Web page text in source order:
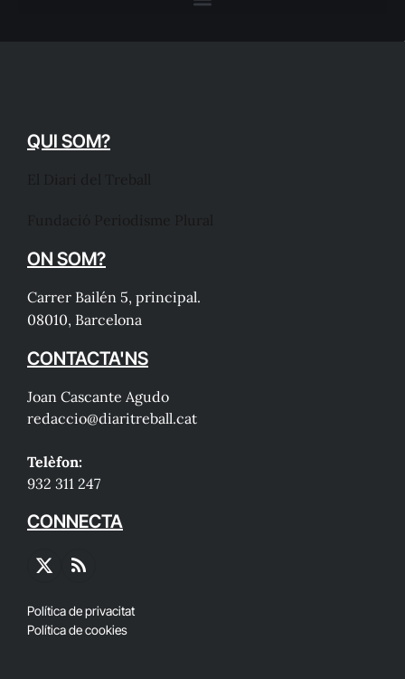
QUI SOM?
ON SOM?
Carrer Bailén 5, principal.
08010, Barcelona
CONTACTA'NS
Joan Cascante Agudo
redaccio@diaritreball.cat
Telèfon:
932 311 247
CONNECTA
X
RSS
Política de privacitat
Política de cookies